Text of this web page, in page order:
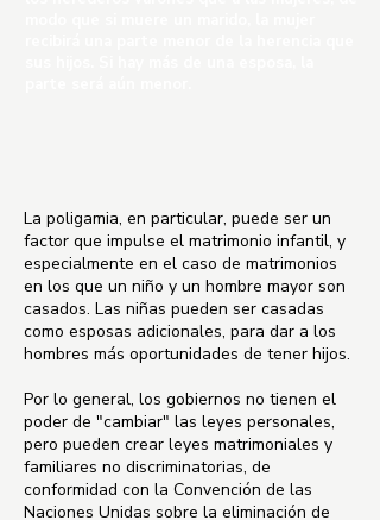
La poligamia, en particular, puede ser un
factor que impulse el matrimonio infantil, y
especialmente en el caso de matrimonios
en los que un niño y un hombre mayor son
casados. Las niñas pueden ser casadas
como esposas adicionales, para dar a los
hombres más oportunidades de tener hijos.
Por lo general, los gobiernos no tienen el
poder de "cambiar" las leyes personales,
pero pueden crear leyes matrimoniales y
familiares no discriminatorias, de
conformidad con la Convención de las
Naciones Unidas sobre la eliminación de